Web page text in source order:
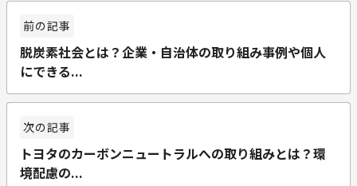
脱炭素社会とは？企業・自治体の取り組み事例や個人
にできる...
トヨタのカーボンニュートラルへの取り組みとは？環
境配慮の...